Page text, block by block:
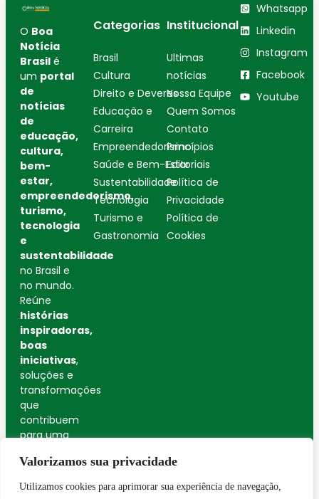
Valorizamos sua privacidade
Utilizamos cookies para aprimorar sua experiência de navegação,
O Boa
Notícia
Brasil é
um portal
de
notícias
de
educação,
cultura,
bem-
estar,
empreendedorismo,
turismo,
tecnologia
e
sustentabilidade
no Brasil e
no mundo.
Reúne
histórias
inspiradoras,
boas
iniciativas,
soluções e
transformações
que
contribuem
para uma
mais
consciente
e
Categorias
Brasil
Cultura
Direito e Deveres
Educação e
Carreira
Empreendedorismo
Saúde e Bem-Estar
Sustentabilidade
Tecnologia
Turismo e
Gastronomia
Institucional
Ultimas
notícias
Nossa Equipe
Quem Somos
Contato
Princípios
Editoriais
Política de
Privacidade
Política de
Cookies
Whatsapp
Linkedin
Instagram
Facebook
Youtube
Entrar no canal